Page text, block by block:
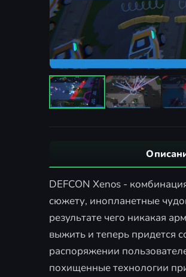
DEFCON Xenos -
сюжету, инопланетные
результате чего никакая
выжить и теперь придется
распоряжении
похищенные технологии